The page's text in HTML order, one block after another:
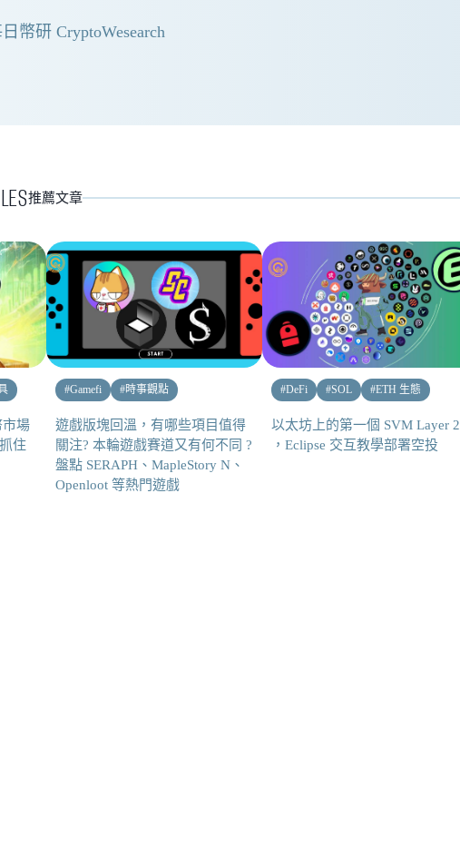
幣研 CryptoWesearch
推薦文章
市場
住
#Gamefi #時事觀點
遊戲版塊回溫，有哪些項目值得
關注? 本輪遊戲賽道又有何不同 ?
盤點 SERAPH、MapleStory N、
Openloot 等熱門遊戲
#DeFi #SOL #ETH 生態
以太坊上的第一個 SVM Layer 2
，Eclipse 交互教學部署空投